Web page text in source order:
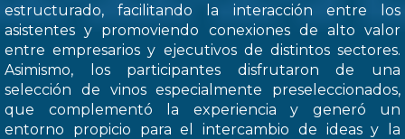
estructurado, facilitando la interacción entre los
asistentes y promoviendo conexiones de alto valor
entre empresarios y ejecutivos de distintos sectores.
Asimismo, los participantes disfrutaron de una
selección de vinos especialmente preseleccionados,
que complementó la experiencia y generó un
entorno propicio para el intercambio de ideas y la